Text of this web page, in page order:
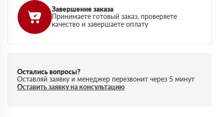
Завершение заказа
Принимаете готовый заказ, проверяете
качество и завершаете оплату
Остались вопросы?
Оставляй заявку и менеджер перезвонит через 5 минут
Оставить заявку на консультацию